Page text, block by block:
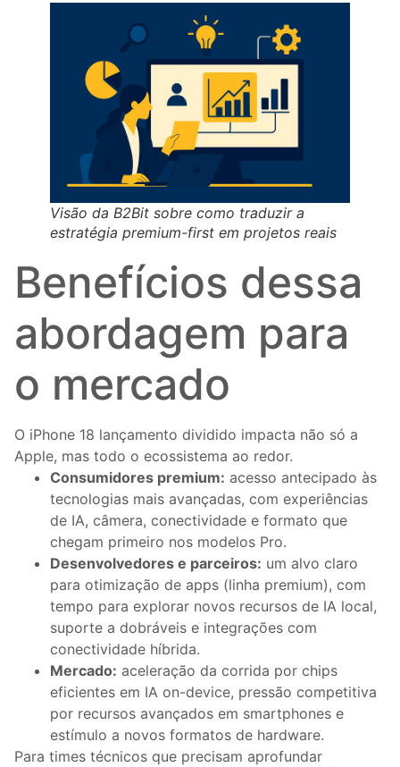
Visão da B2Bit sobre como traduzir a
estratégia premium-first em projetos reais
Benefícios dessa
abordagem para
o mercado
O iPhone 18 lançamento dividido impacta não só a
Apple, mas todo o ecossistema ao redor.
Consumidores premium: acesso antecipado às
tecnologias mais avançadas, com experiências
de IA, câmera, conectividade e formato que
chegam primeiro nos modelos Pro.
Desenvolvedores e parceiros: um alvo claro
para otimização de apps (linha premium), com
tempo para explorar novos recursos de IA local,
suporte a dobráveis e integrações com
conectividade híbrida.
Mercado: aceleração da corrida por chips
eficientes em IA on-device, pressão competitiva
por recursos avançados em smartphones e
estímulo a novos formatos de hardware.
Para times técnicos que precisam aprofundar